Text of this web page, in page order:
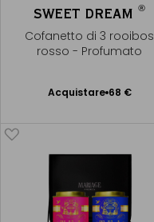
SWEET DREAM®
Cofanetto di 3 rooibos
rosso - Profumato
Acquistare 68 €
Aggiungere